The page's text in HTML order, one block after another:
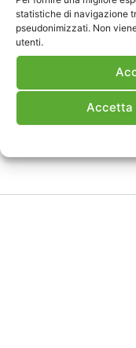
statistiche di navigazione
pseudonimizzati. Non
utenti.
Accetta
Fra le
interessante la
in quegli
una stazione
“elettrico” dei
vantaggioso.